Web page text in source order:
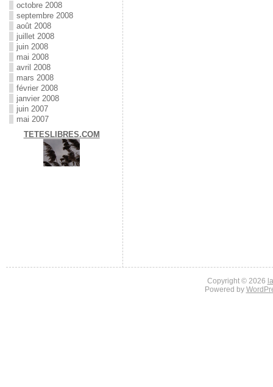
octobre 2008
septembre 2008
août 2008
juillet 2008
juin 2008
mai 2008
avril 2008
mars 2008
février 2008
janvier 2008
juin 2007
mai 2007
TETESLIBRES.COM
Copyright © 2026
Powered by